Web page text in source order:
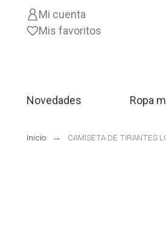
Mi cuenta
Mis favoritos
Novedades Ropa
Inicio CAMISETA DE TIRANTES